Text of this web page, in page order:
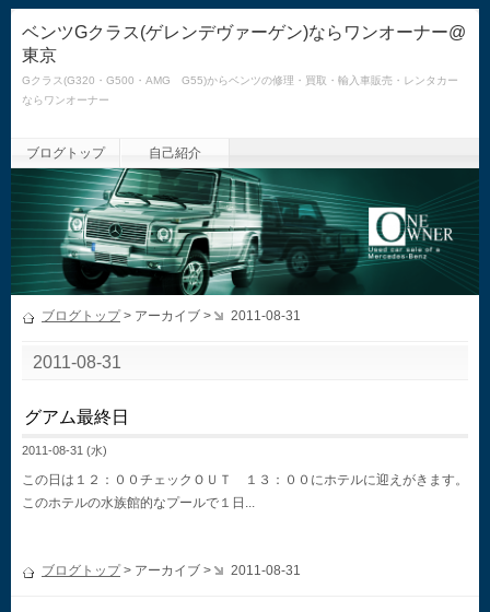
ベンツGクラス(ゲレンデヴァーゲン)ならワンオーナー@
東京
Gクラス(G320・G500・AMG G55)からベンツの修理・買取・輸入車販売・レンタカー
ならワンオーナー
ブログトップ 自己紹介
ブログトップ> アーカイブ > 2011-08-31
2011-08-31
グアム最終日
2011-08-31 (水)
この日は１２：００チェックＯＵＴ １３：００にホテルに迎えがきます。
このホテルの水族館的なプールで１日...
ブログトップ> アーカイブ > 2011-08-31